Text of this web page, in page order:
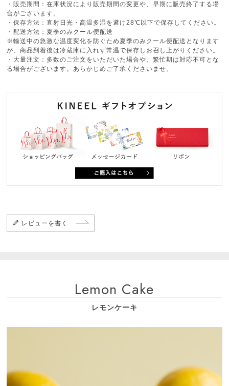
・販売期間：在庫状況により販売期間の変更や、早期に販売終了する場
合がございます。
・保存方法：直射日光・高温多湿を避け28℃以下で保存してください。
・配送方法：夏季のみクール便配送
※輸送中の急激な温度変化を防ぐため夏季のみクール便配送となります
が、商品到着後は冷蔵庫に入れず常温で保存しお召し上がりください。
・大量注文：多数のご注文をいただいた場合や、繁忙期は対応不可とな
る場合がございます。あらかじめご了承くださいませ。
レビューを書く
Lemon Cake
レモンケーキ